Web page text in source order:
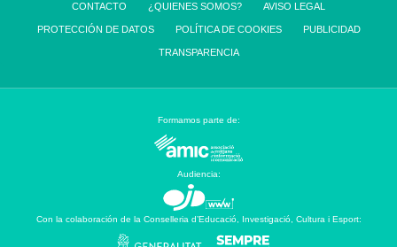
CONTACTO ¿QUIENES SOMOS? AVISO LEGAL
PROTECCIÓN DE DATOS POLÍTICA DE COOKIES PUBLICIDAD
TRANSPARENCIA
Formamos parte de:
Audiencia:
Con la colaboración de la Conselleria d’Educació, Investigació, Cultura i Esport: